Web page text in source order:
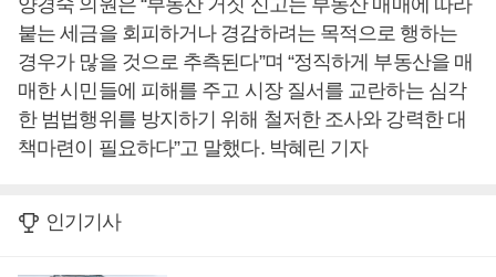
양경숙 의원은 “부동산 거짓 신고는 부동산 매매에 따라
붙는 세금을 회피하거나 경감하려는 목적으로 행하는
경우가 많을 것으로 추측된다”며 “정직하게 부동산을 매
매한 시민들에 피해를 주고 시장 질서를 교란하는 심각
한 범법행위를 방지하기 위해 철저한 조사와 강력한 대
책마련이 필요하다”고 말했다. 박혜린 기자
인기기사